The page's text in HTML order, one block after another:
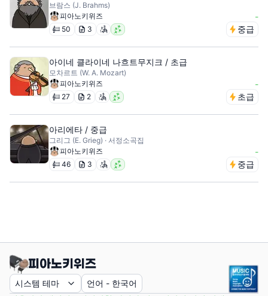
브람스 (J. Brahms)
피아노키위즈
-
50 3 중급
아이네 클라이네 나흐트무지크 / 초급
모차르트 (W. A. Mozart)
피아노키위즈
-
27 2 초급
아리에타 / 중급
그리그 (E. Grieg) · 서정소곡집
피아노키위즈
-
46 3 중급
시스템 테마 언어 - 한국어